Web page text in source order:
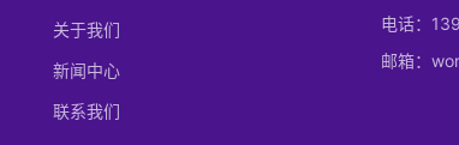
关于我们
新闻中心
联系我们
电话：
邮箱：